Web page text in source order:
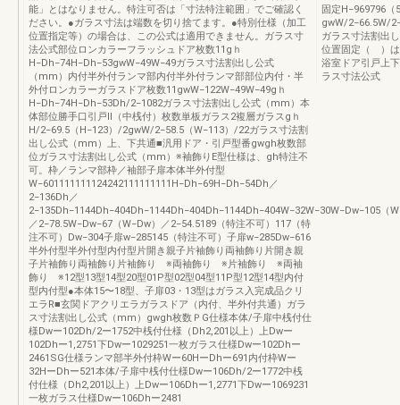
能」とはなりません。特注可否は「寸法特注範囲」でご確認く
ださい。●ガラス寸法は端数を切り捨てます。●特別仕様（加工
位置指定等）の場合は、この公式は適用できません。ガラス寸
法公式部位ロンカラーフラッシュドア枚数11gｈ
H−Dh−74H−Dh−53gwW−49W−49ガラス寸法割出し公式
（mm）内付半外付ランマ部内付半外付ランマ部部位内付・半
外付ロンカラーガラスドア枚数11gwW−122W−49W−49gｈ
H−Dh−74H−Dh−53Dh/2−1082ガラス寸法割出し公式（mm）本
体部位勝手口引戸Ⅱ（中桟付）枚数単板ガラス2複層ガラスgｈ
H/2−69.5（H−123）/2gwW/2−58.5（W−113）/22ガラス寸法割
出し公式（mm）上、下共通■汎用ドア・引戸型番gwgh枚数部
位ガラス寸法割出し公式（mm）※袖飾りE型仕様は、gh特注不
可。枠／ランマ部枠／袖部子扉本体半外付型
W−601111111124242111111111H−Dh−69H−Dh−54Dh／
2−136Dh／
2−135Dh−1144Dh−404Dh−1144Dh−404Dh−1144Dh−404W−32W−30W−Dw−105（
／2−78.5W−Dw−67（W−Dw）／2−54.5189（特注不可）117（特
注不可）Dw−304子扉w−285145（特注不可）子扉w−285Dw−616
半外付型半外付型内付型片開き親子片袖飾り両袖飾り片開き親
子片袖飾り両袖飾り片袖飾り ※両袖飾り ※片袖飾り ※両袖
飾り ※12型13型14型20型01P型02型04型11P型12型14型内付
型内付型●本体15〜18型、子扉03・13型はガラス入完成品クリ
エラR■玄関ドアクリエラガラスドア（内付、半外付共通）ガラ
ス寸法割出し公式（mm）gwgh枚数ＰG仕様本体/子扉中桟付仕
様Dwー102Dh/2ー1752中桟付仕様（Dh2,201以上）上Dwー
102Dhー1,2751下Dwー1029251一枚ガラス仕様Dwー102Dhー
2461SG仕様ランマ部半外付枠Wー60HーDhー691内付枠Wー
32HーDhー521本体/子扉中桟付仕様Dwー106Dh/2ー1772中桟
付仕様（Dh2,201以上）上Dwー106Dhー1,2771下Dwー1069231
一枚ガラス仕様Dwー106Dhー2481
固定H−969796（
gwW/2−66.5W/
ガラス寸法割出
位置固定（ ）は
浴室ドア引戸上
ラス寸法公式